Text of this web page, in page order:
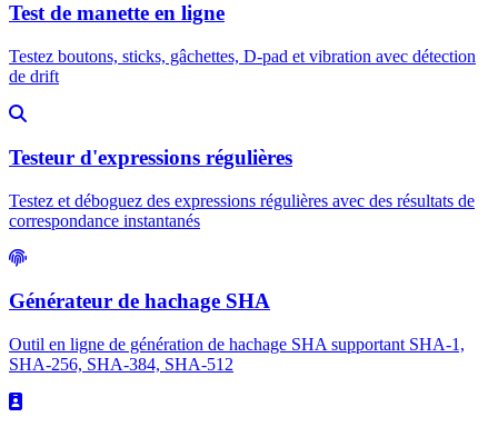
Test de manette en ligne
Testez boutons, sticks, gâchettes, D-pad et vibration avec détection
de drift
Testeur d'expressions régulières
Testez et déboguez des expressions régulières avec des résultats de
correspondance instantanés
Générateur de hachage SHA
Outil en ligne de génération de hachage SHA supportant SHA-1,
SHA-256, SHA-384, SHA-512